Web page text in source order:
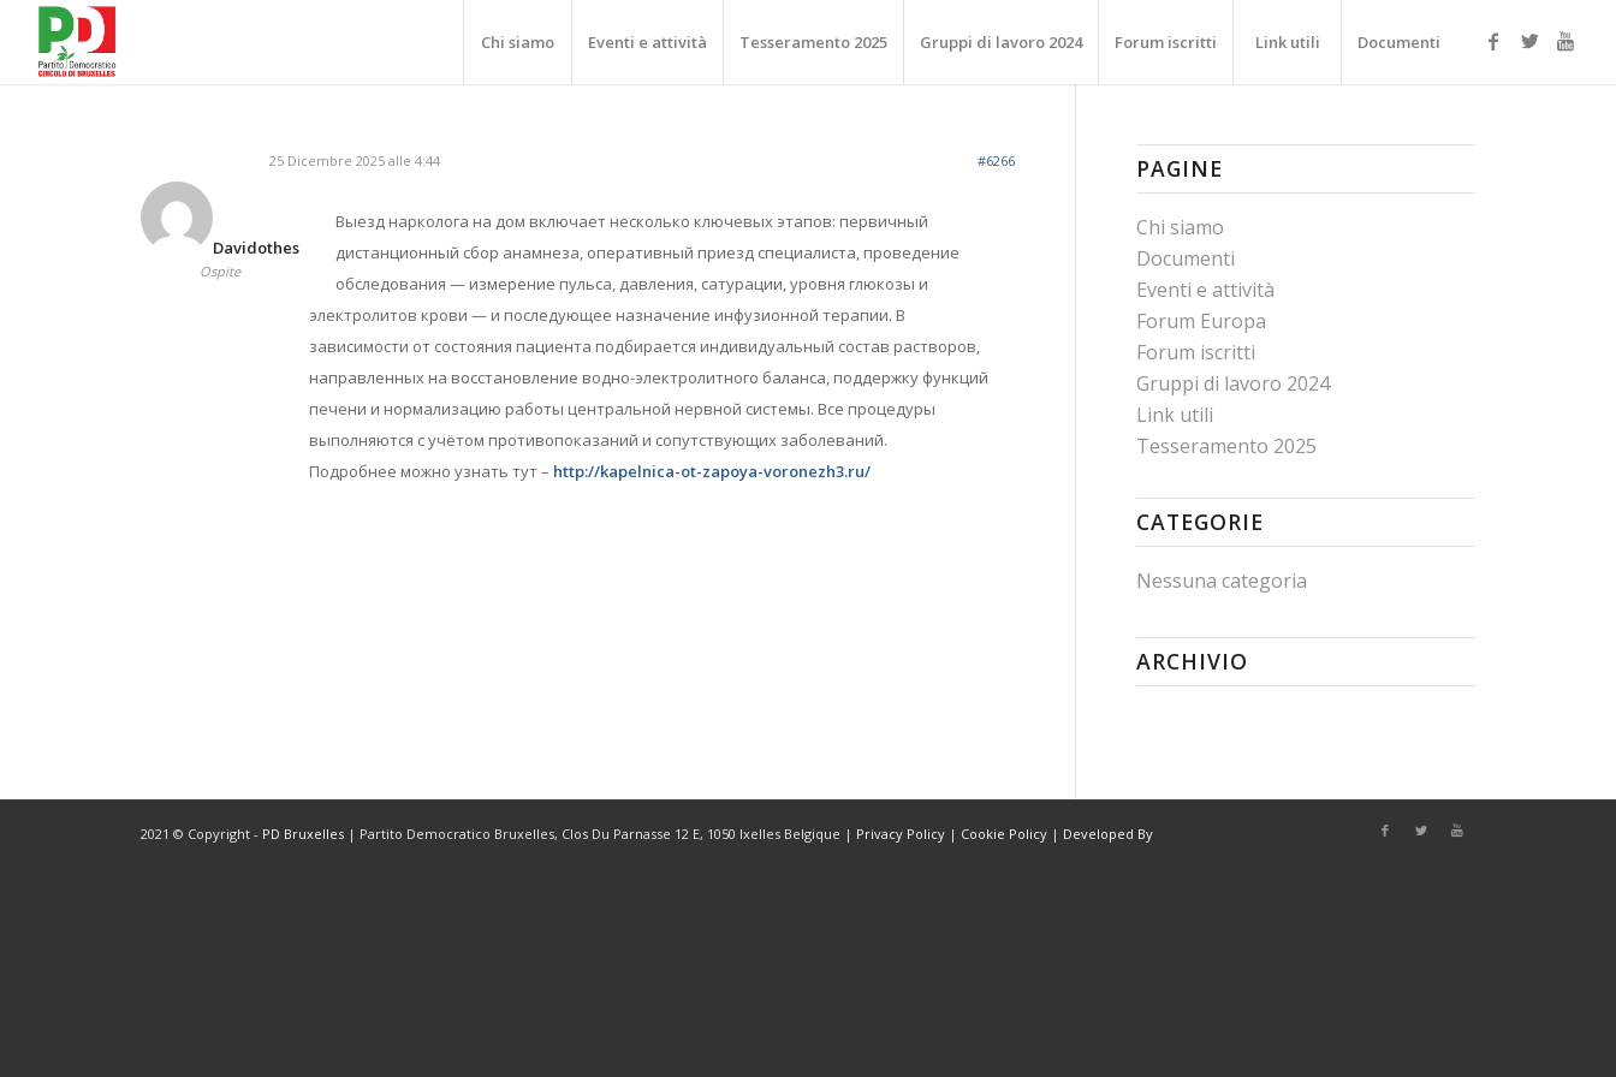
Chi siamo Eventi e attività Tesseramento 2025 Gruppi di lavoro 2024 Forum iscritti Link utili Documenti
25 Dicembre 2025 alle 4:44 #6266
Davidothes
Ospite
Выезд нарколога на дом включает несколько ключевых этапов: первичный
дистанционный сбор анамнеза, оперативный приезд специалиста, проведение
обследования — измерение пульса, давления, сатурации, уровня глюкозы и
электролитов крови — и последующее назначение инфузионной терапии. В
зависимости от состояния пациента подбирается индивидуальный состав растворов,
направленных на восстановление водно-электролитного баланса, поддержку функций
печени и нормализацию работы центральной нервной системы. Все процедуры
выполняются с учётом противопоказаний и сопутствующих заболеваний.
Подробнее можно узнать тут – http://kapelnica-ot-zapoya-voronezh3.ru/
PAGINE
Chi siamo
Documenti
Eventi e attività
Forum Europa
Forum iscritti
Gruppi di lavoro 2024
Link utili
Tesseramento 2025
CATEGORIE
Nessuna categoria
ARCHIVIO
2021 © Copyright - PD Bruxelles | Partito Democratico Bruxelles, Clos Du Parnasse 12 E, 1050 Ixelles Belgique | Privacy Policy | Cookie Policy | Developed By